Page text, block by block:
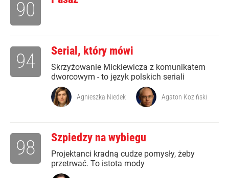
90
Serial, który mówi
Skrzyżowanie Mickiewicza z komunikatem
dworcowym - to język polskich seriali
94
Agnieszka Niedek Agaton Koziński
Szpiedzy na wybiegu
Projektanci kradną cudze pomysły, żeby
przetrwać. To istota mody
98